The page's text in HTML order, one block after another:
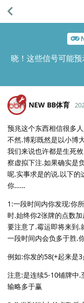
晓！这些信号可能
NEW BB体育
预兆这个东西相信很多
不然.博彩既然是以小博
我们来说也许都是生死
察虚拟下注.如果确实是
呢.实事求是的说.以下的
你……
1:一段时间内你发现:你
时.始终你2张牌的点数
要注意了.霉运即将来到.
一段时间内会负多于胜.
例如:你发的58(+起来是
注意:是连续5-10铺牌中.
输略多于赢